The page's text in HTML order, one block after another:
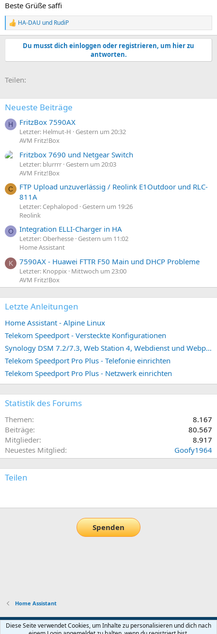
Beste Grüße saffi
R
e
a
n
:
HA-DAU und RudiP
Du musst dich einloggen oder registrieren, um hier zu
antworten.
Teilen:
Neueste Beiträge
H FritzBox 7590AX
Letzter: Helmut-H
Gestern um 20:32
AVM Fritz!Box
Fritzbox 7690 und Netgear Switch
Letzter: blurrrr Gestern um 20:03
AVM Fritz!Box
C
FTP Upload unzuverlässig / Reolink E1Outdoor und RLC-
811A
Letzter: Cephalopod
Gestern um 19:26
Reolink
O Integration ELLI-Charger in HA
Letzter: Oberhesse Gestern um 11:02
Home Assistant
K 7590AX - Huawei FTTR F50 Main und DHCP Probleme
Letzter: Knoppix
Mittwoch um 23:00
AVM Fritz!Box
Letzte Anleitungen
Home Assistant - Alpine Linux
Telekom Speedport - Versteckte Konfigurationen
Synology DSM 7.2/7.3, Web Station 4, Webdienst und Webportal erstellen (ehemals vHost)
Telekom Speedport Pro Plus - Telefonie einrichten
Telekom Speedport Pro Plus - Netzwerk einrichten
Statistik des Forums
Themen
8.167
Beiträge
80.567
Mitglieder
8.917
Neuestes Mitglied
Goofy1964
Teilen
Spenden
Home Assistant
Default-Theme
Diese Seite verwendet Cookies, um Inhalte zu personalisieren und dich nach